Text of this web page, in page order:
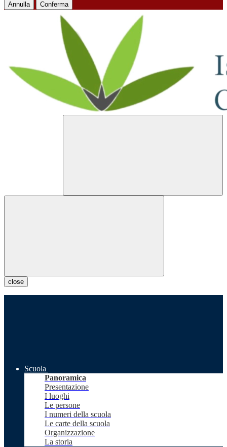
Annulla Conferma
close
Scuola
Panoramica
Presentazione
I luoghi
Le persone
I numeri della scuola
Le carte della scuola
Organizzazione
La storia